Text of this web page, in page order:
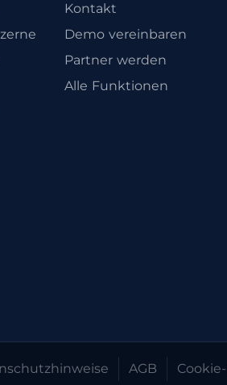
Kontakt
Demo vereinbaren
Partner werden
Alle Funktionen
AGB